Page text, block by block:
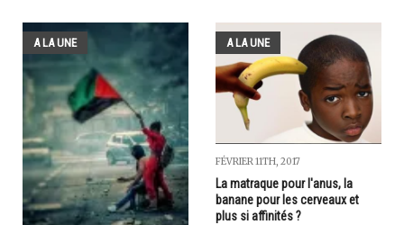
A LA UNE A LA UNE
FÉVRIER 11TH, 2017
La matraque pour l'anus, la
banane pour les cerveaux et
plus si affinités ?